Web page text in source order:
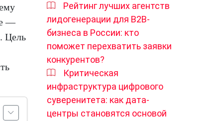
—
Цель
Рейтинг лучших агентств
лидогенерации для B2B-
бизнеса в России: кто
поможет перехватить заявки
конкурентов?
Критическая
инфраструктура цифрового
суверенитета: как дата-
центры становятся основой